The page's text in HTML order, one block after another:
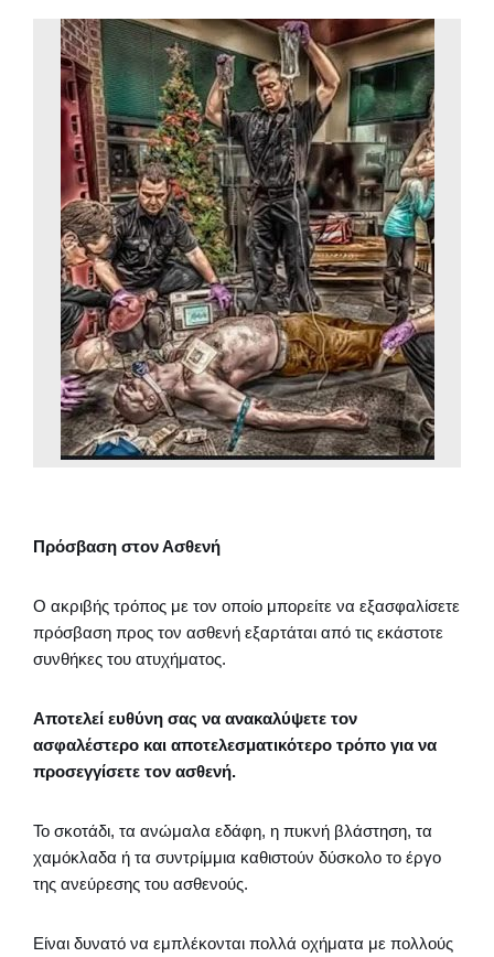
Πρόσβαση στον Ασθενή
Ο ακριβής τρόπος με τον οποίο μπορείτε να εξασφαλίσετε
πρόσβαση προς τον ασθενή εξαρτάται από τις εκάστοτε
συνθήκες του ατυχήματος.
Αποτελεί ευθύνη σας να ανακαλύψετε τον
ασφαλέστερο και αποτελεσματικότερο τρόπο για να
προσεγγίσετε τον ασθενή.
Το σκοτάδι, τα ανώμαλα εδάφη, η πυκνή βλάστηση, τα
χαμόκλαδα ή τα συντρίμμια καθιστούν δύσκολο το έργο
της ανεύρεσης του ασθενούς.
Είναι δυνατό να εμπλέκονται πολλά οχήματα με πολλούς